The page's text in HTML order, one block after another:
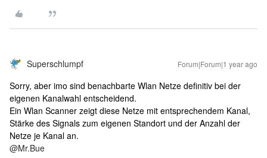
Superschlumpf Forum|Forum|1 year ago
Sorry, aber imo sind benachbarte Wlan Netze definitiv bei der
eigenen Kanalwahl entscheidend.
Ein Wlan Scanner zeigt diese Netze mit entsprechendem Kanal,
Stärke des Signals zum eigenen Standort und der Anzahl der
Netze je Kanal an.
@Mr.Bue